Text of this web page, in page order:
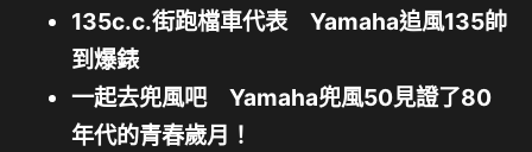
135c.c.街跑檔車代表 Yamaha追風135帥
到爆錶
一起去兜風吧 Yamaha兜風50見證了80
年代的青春歲月！